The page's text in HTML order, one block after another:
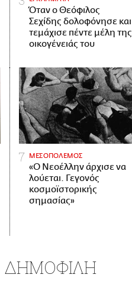
Όταν ο Θεόφιλος
Σεχίδης δολοφόνησε και
τεμάχισε πέντε μέλη της
οικογένειάς του
ΜΕΣΟΠΟΛΕΜΟΣ
«Ο Νεοέλλην άρχισε να
λούεται. Γεγονός
κοσμοϊστορικής
σημασίας»
ΔΗΜΟΦΙΛΗ